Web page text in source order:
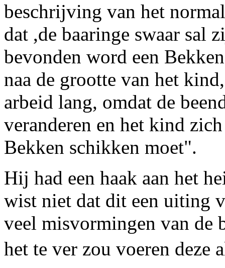
beschrijving van het
dat ,de baaringe swaar sal
bevonden word een
naa de grootte van het
arbeid lang, omdat de
veranderen en het kind
Bekken schikken moet".
Hij had een haak aan het
wist niet dat dit een uiting
veel misvormingen van de
het te ver zou voeren deze